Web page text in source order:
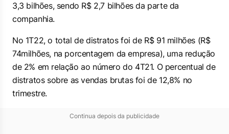
3,3 bilhões, sendo R$ 2,7 bilhões da parte da
companhia.
No 1T22, o total de distratos foi de R$ 91 milhões (R$
74milhões, na porcentagem da empresa), uma redução
de 2% em relação ao número do 4T21. O percentual de
distratos sobre as vendas brutas foi de 12,8% no
trimestre.
Continua depois da publicidade